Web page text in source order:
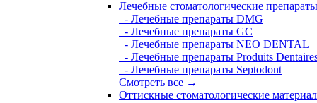
Лечебные стоматологические препараты
- Лечебные препараты DMG
- Лечебные препараты GC
- Лечебные препараты NEO DENTAL
- Лечебные препараты Produits
- Лечебные препараты Septodont
Смотреть все →
Оттискные стоматологические